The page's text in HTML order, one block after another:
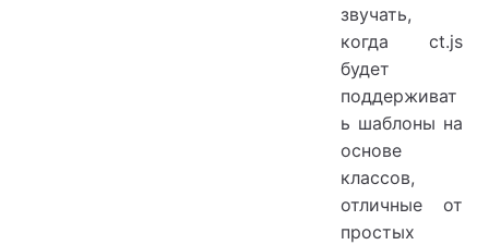
звучать,
когда ct.js
будет
поддерживат
ь шаблоны на
основе
классов,
отличные от
простых